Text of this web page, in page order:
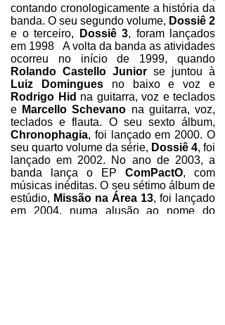
contando cronologicamente a história da
banda. O seu segundo volume, Dossiê 2
e o terceiro,
Dossiê 3, foram lançados
em 1998 A volta da banda as atividades
ocorreu no início de 1999, quando
Rolando Castello Junior se juntou à
Luiz Domingues no baixo e voz e
Rodrigo Hid na guitarra, voz e teclados
e Marcello Schevano na guitarra, voz,
teclados e flauta. O seu sexto álbum,
Chronophagia, foi lançado em 2000. O
seu quarto volume da série, Dossiê 4, foi
lançado em 2002. No ano de 2003, a
banda lança o EP ComPactO, com
músicas inéditas. O seu sétimo álbum de
estúdio, Missão na Área 13, foi lançado
em 2004, numa alusão ao nome do